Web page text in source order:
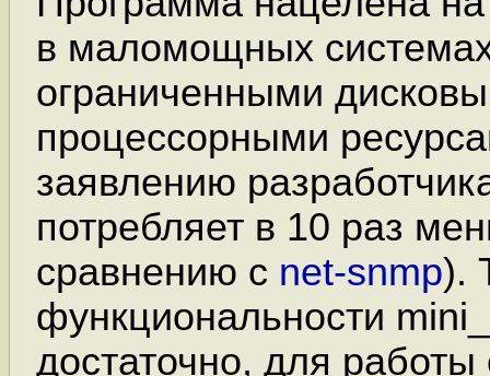
в маломощных
ограниченными
процессорными
заявлению
потребляет в 10 раз
сравнению с net-snmp).
функциональности
достаточно, для работы